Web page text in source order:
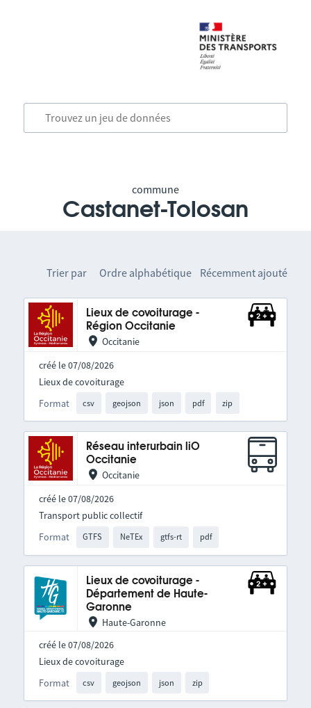
commune
Castanet-Tolosan
Trier par Ordre alphabétique Récemment ajouté
Lieux de covoiturage -
Région Occitanie
Occitanie
créé le 07/08/2026
Format csv geojson json pdf zip
Lieux de covoiturage
Réseau interurbain liO
Occitanie
Occitanie
créé le 07/08/2026
Format GTFS NeTEx gtfs-rt pdf
Transport public collectif
Lieux de covoiturage -
Département de Haute-
Garonne
Haute-Garonne
créé le 07/08/2026
Format csv geojson json zip
Lieux de covoiturage